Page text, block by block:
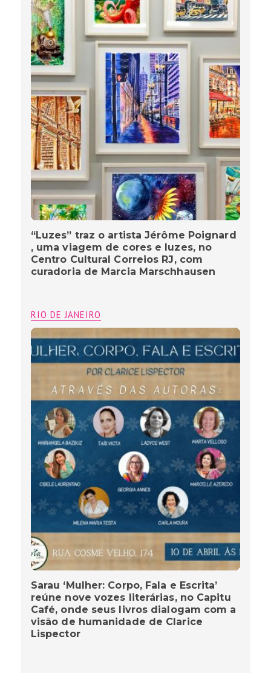
“Luzes” traz o artista Jérôme Poignard
, uma viagem de cores e luzes, no
Centro Cultural Correios RJ, com
curadoria de Marcia Marschhausen
RIO DE JANEIRO
Sarau ‘Mulher: Corpo, Fala e Escrita’
reúne nove vozes literárias, no Capitu
Café, onde seus livros dialogam com a
visão de humanidade de Clarice
Lispector